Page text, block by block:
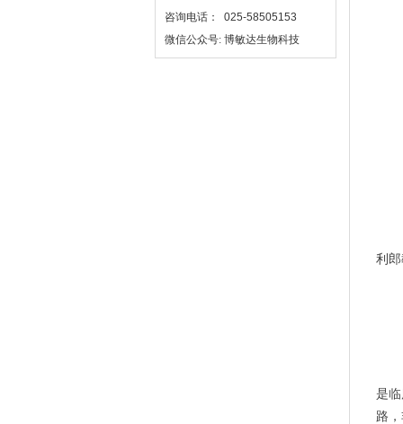
咨询电话： 025-58505153
微信公众号: 博敏达生物科技
利
是
路，